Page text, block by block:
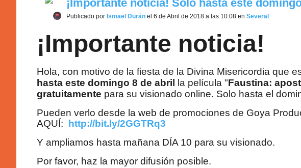
¡Importante noticia! Solo hasta este
Publicado por Ismael Durán el 6 de Abril de 2018 a las 10:08 en Several
¡Importante noticia!
Hola, con motivo de la fiesta de la Divina Misericordia que
hasta este domingo 8 de abril
la película "Faustina:
gratuitamente para su visionado online. Solo hasta el
Pueden verlo desde la web de promociones de Goya
AQUÍ:
http://bit.ly/2GGTRq3
Y ampliamos hasta mañana DÍA 10 para su visionado.
Por favor, haz la mayor difusión posible.